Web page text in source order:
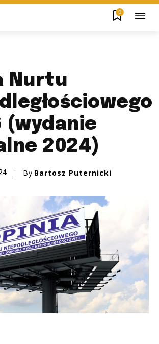
0
Nurtu
(wydanie
2024)
By Bartosz Puternicki